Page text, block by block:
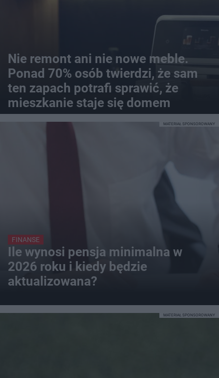
Nie remont ani nie nowe meble.
Ponad 70% osób twierdzi, że sam
ten zapach potrafi sprawić, że
mieszkanie staje się domem
FINANSE
Ile wynosi pensja minimalna w
2026 roku i kiedy będzie
aktualizowana?
MATERIAŁ SPONSOROWANY
MATERIAŁ SPONSOROWANY